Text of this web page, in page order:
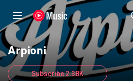
Arpioni
Subscribe 2.38K